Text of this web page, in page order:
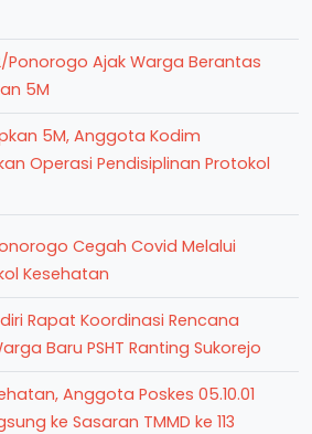
Ajak Warga Berantas
5M
5M, Anggota Kodim
Operasi Pendisiplinan Protokol
Cegah Covid Melalui
Kesehatan
Rapat Koordinasi Rencana
Baru PSHT Ranting Sukorejo
Anggota Poskes 05.10.01
ke Sasaran TMMD ke 113